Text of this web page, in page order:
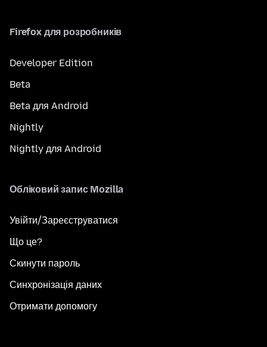
Firefox для розробників
Developer Edition
Beta
Beta для Android
Nightly
Nightly для Android
Обліковий запис Mozilla
Увійти/Зареєструватися
Що це?
Скинути пароль
Синхронізація даних
Отримати допомогу